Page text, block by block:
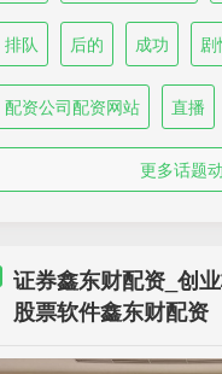
排队 后的 成功 剧
配资公司配资网站 直播
更多话题
证券鑫东财配资_创
股票软件鑫东财配资